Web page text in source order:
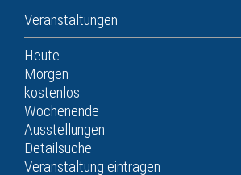
Veranstaltungen
Heute
Morgen
kostenlos
Wochenende
Ausstellungen
Detailsuche
Veranstaltung eintragen